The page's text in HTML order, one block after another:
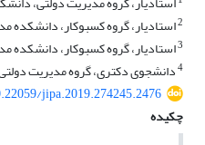
2استادیار، گروه کسب‎وکار، دانشکده مدیریت و حسابداری دانشگاه تهران،پردیس فارابی،قم، ایران
3استادیار، گروه کسب‎وکار، دانشکده مدیریت و حسابداری دانشگاه تهران، پردیس فارابی، قم،ایران
4دانشجوی دکتری، گروه مدیریت
jipa.2019.274245.2476
چکیده